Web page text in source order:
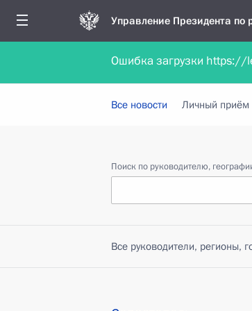
Управление Президента
Обратиться в форме
Все новости Личный приём
Поиск по руководителю,
Все руководители, регионы,
Ошибка загрузки https://